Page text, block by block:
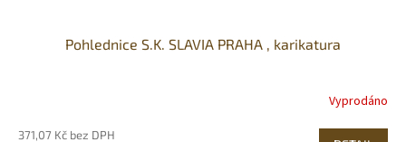
Pohlednice S.K. SLAVIA PRAHA , karikatura
Vyprodáno
371,07 Kč bez DPH